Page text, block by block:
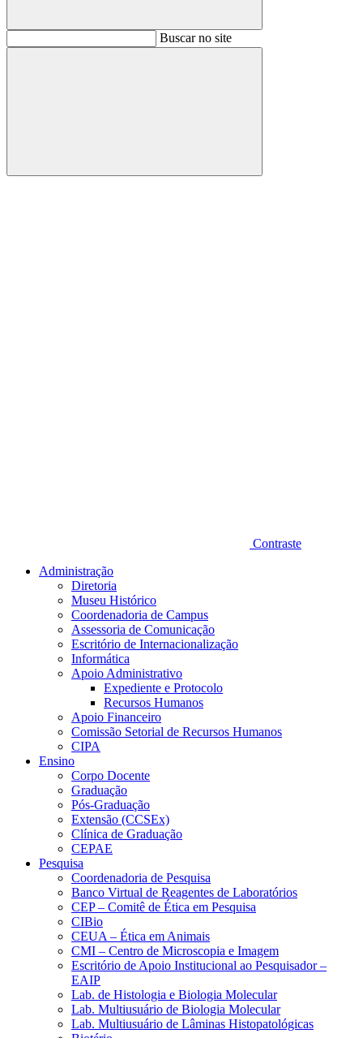
BuscarBuscar no site
Buscar
Contraste
Administração
Diretoria
Museu Histórico
Coordenadoria de Campus
Assessoria de Comunicação
Escritório de Internacionalização
Informática
Apoio Administrativo
Expediente e Protocolo
Recursos Humanos
Apoio Financeiro
Comissão Setorial de Recursos Humanos
CIPA
Ensino
Corpo Docente
Graduação
Pós-Graduação
Extensão (CCSEx)
Clínica de Graduação
CEPAE
Pesquisa
Coordenadoria de Pesquisa
Banco Virtual de Reagentes de Laboratórios
CEP – Comitê de Ética em Pesquisa
CIBio
CEUA – Ética em Animais
CMI – Centro de Microscopia e Imagem
Escritório de Apoio Institucional ao Pesquisador –
EAIP
Lab. de Histologia e Biologia Molecular
Lab. Multiusuário de Biologia Molecular
Lab. Multiusuário de Lâminas Histopatológicas